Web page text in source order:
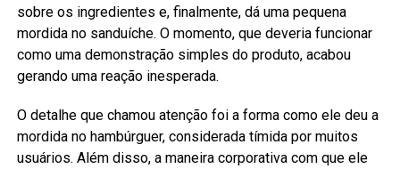
sobre os ingredientes e, finalmente, dá uma pequena
mordida no sanduíche. O momento, que deveria funcionar
como uma demonstração simples do produto, acabou
gerando uma reação inesperada.
O detalhe que chamou atenção foi a forma como ele deu a
mordida no hambúrguer, considerada tímida por muitos
usuários. Além disso, a maneira corporativa com que ele